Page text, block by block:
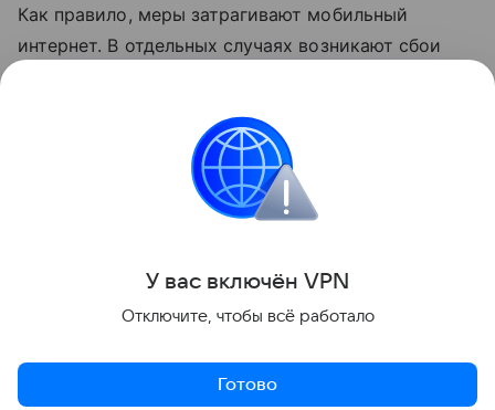
Как правило, меры затрагивают мобильный
интернет. В отдельных случаях возникают сбои
Интернет Сбои
Поделиться
У вас включён VPN
Отключите, чтобы всё работало
Готово